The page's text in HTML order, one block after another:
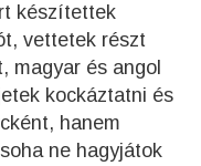
készítettek
vettetek részt
magyar és angol
kockáztatni és
hanem
ne hagyjátok